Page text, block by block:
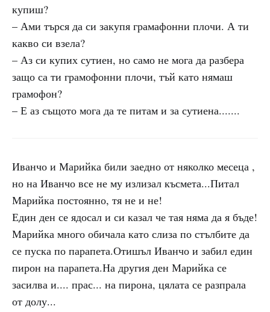
купиш?
– Ами търся да си закупя грамафонни плочи. А ти
какво си взела?
– Аз си купих сутиен, но само не мога да разбера
защо са ти грамофонни плочи, тъй като нямаш
грамофон?
– Е аз същото мога да те питам и за сутиена.......
Иванчо и Марийка били заедно от няколко месеца ,
но на Иванчо все не му излизал късмета...Питал
Марийка постоянно, тя не и не!
Един ден се ядосал и си казал че тая няма да я бъде!
Марийка много обичала като слиза по стълбите да
се пуска по парапета.Отишъл Иванчо и забил един
пирон на парапета.На другия ден Марийка се
засилва и.... прас... на пирона, цялата се разпрала
от долу...